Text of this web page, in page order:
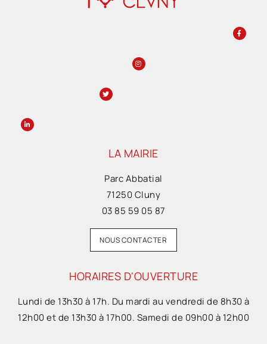
LA MAIRIE
Parc Abbatial
71250 Cluny
03 85 59 05 87
NOUS CONTACTER
HORAIRES D'OUVERTURE
Lundi de 13h30 à 17h. Du mardi au vendredi de 8h30 à
12h00 et de 13h30 à 17h00. Samedi de 09h00 à 12h00